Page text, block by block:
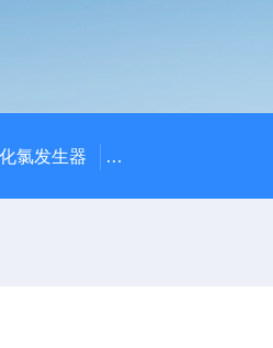
氯发生器 潍坊永兴环保设备